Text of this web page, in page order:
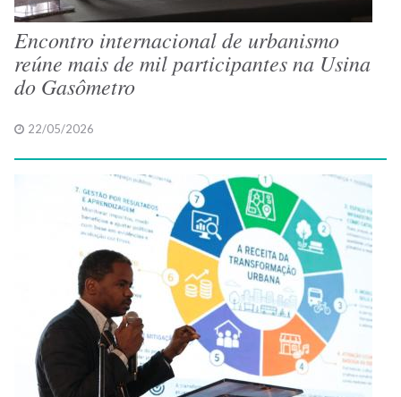
Encontro internacional de urbanismo
reúne mais de mil participantes na Usina
do Gasômetro
22/05/2026